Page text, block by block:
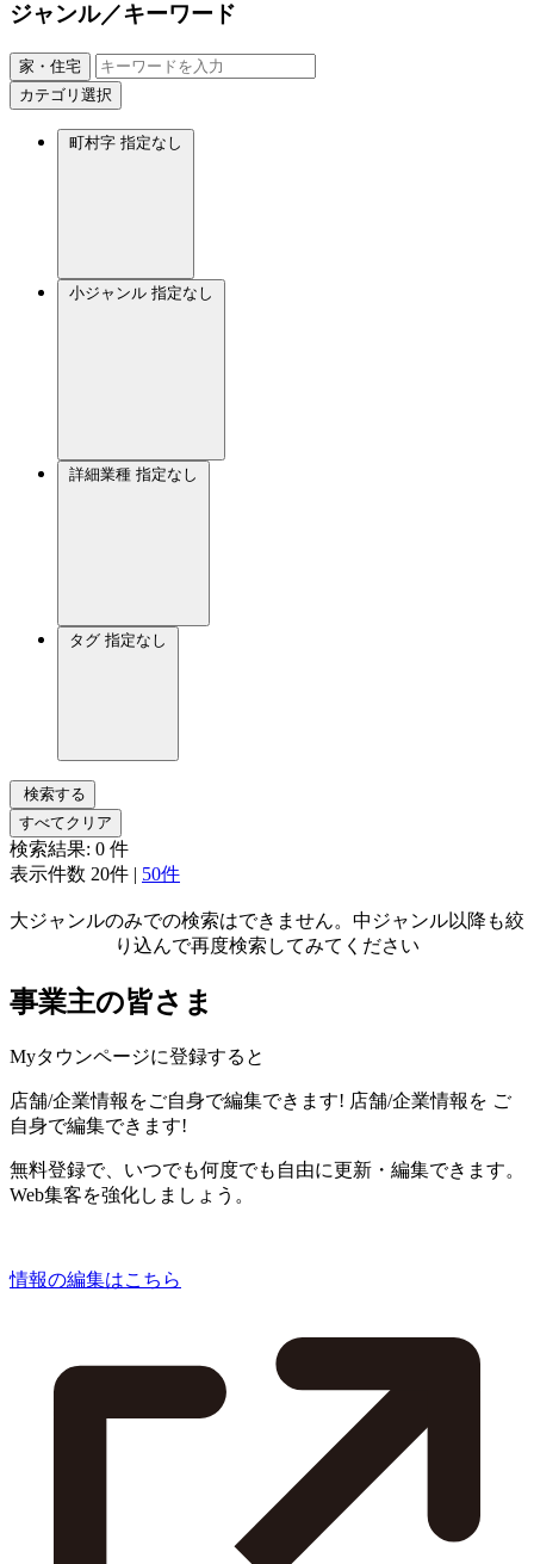
ジャンル／キーワード
家・住宅
カテゴリ選択
町村字 指定なし
小ジャンル 指定なし
詳細業種 指定なし
タグ 指定なし
検索する
すべてクリア
検索結果: 0 件
表示件数 20件 | 50件
大ジャンルのみでの検索はできません。中ジャンル以降も絞
り込んで再度検索してみてください
事業主の皆さま
Myタウンページに登録すると
店舗/企業情報をご自身で編集できます! 店舗/企業情報を ご
自身で編集できます!
無料登録で、いつでも何度でも自由に更新・編集できます。
Web集客を強化しましょう。
情報の編集はこちら